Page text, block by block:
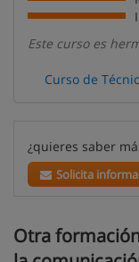
Este curso es
Curso de
¿quieres saber
Solicita
Otra